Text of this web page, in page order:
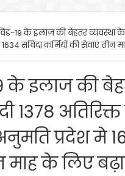
19 के इलाज की बेहतर व्यवस्था के
संविदा कर्मियों की सेवाएं तीन
के इलाज की
1378
प्रदेश मे
माह के लिए